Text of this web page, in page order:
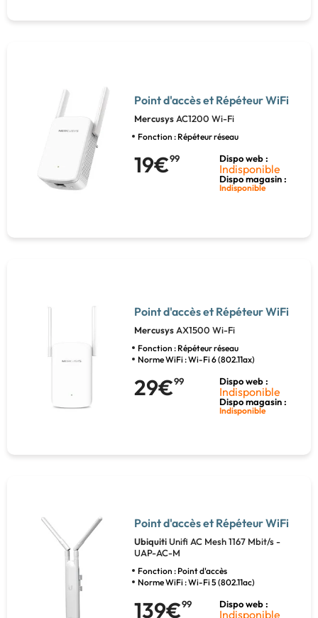
Point d'accès et Répéteur WiFi
Mercusys AC1200 Wi-Fi
Fonction : Répéteur réseau
19€99 Dispo web :
Indisponible
Dispo magasin :
Indisponible
Point d'accès et Répéteur WiFi
Mercusys AX1500 Wi-Fi
Fonction : Répéteur réseau
Norme WiFi : Wi-Fi 6 (802.11ax)
29€99 Dispo web :
Indisponible
Dispo magasin :
Indisponible
Point d'accès et Répéteur WiFi
UbiquitiUnifi AC Mesh 1167 Mbit/s -
UAP-AC-M
Fonction : Point d'accès
Norme WiFi : Wi-Fi 5 (802.11ac)
139€99 Dispo web :
Indisponible